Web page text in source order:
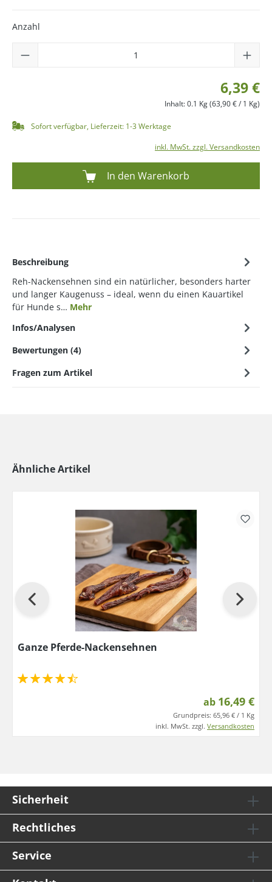
Anzahl
6,39 €
Inhalt:0.1 Kg(63,90 € / 1 Kg)
Sofort verfügbar, Lieferzeit: 1-3 Werktage
inkl. MwSt. zzgl. Versandkosten
In den Warenkorb
Beschreibung
Reh-Nackensehnen sind ein natürlicher, besonders harter
und langer Kaugenuss – ideal, wenn du einen Kauartikel
für Hunde s… Mehr
Infos/Analysen
Bewertungen (4)
Fragen zum Artikel
Ähnliche Artikel
Ganze Pferde-Nackensehnen
ab 16,49 €
Grundpreis: 65,96 € / 1 Kg
inkl. MwSt. zzgl. Versandkosten
Sicherheit
Rechtliches
Service